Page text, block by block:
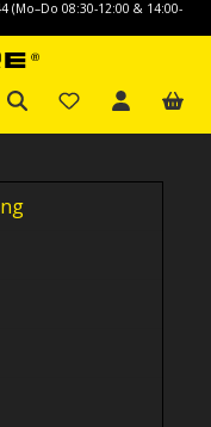
(Mo–Do 08:30-12:00 & 14:00-